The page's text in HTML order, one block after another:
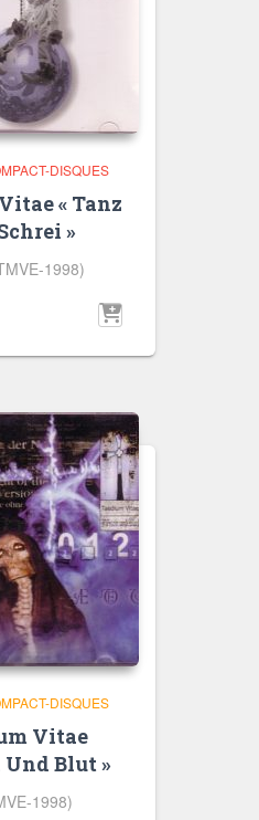
DISQUES
« Tanz
»
1998)
DISQUES
Vitae
Und Blut »
1998)